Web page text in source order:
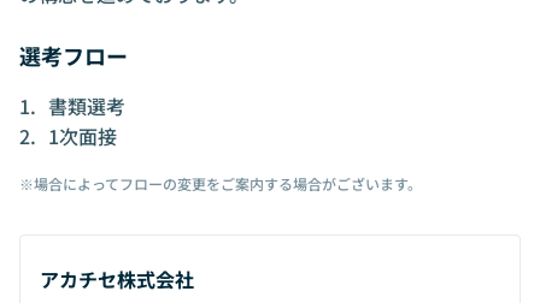
選考フロー
書類選考
1次面接
※場合によってフローの変更をご案内する場合がございます。
アカチセ株式会社